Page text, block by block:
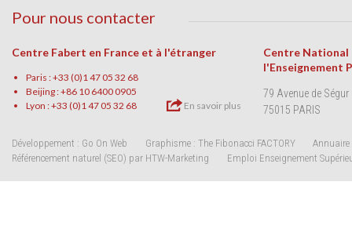
Pour nous contacter
Centre Fabert en France et à l'étranger
Paris : +33 (0)1 47 05 32 68
Beijing : +86 10 6400 0905
Lyon : +33 (0)1 47 05 32 68
En savoir plus
Centre National
l'Enseignement
79 Avenue de Ségur
75015 PARIS
Développement : Go On Web Graphisme : The Fibonacci FACTORY
Annuaire
Référencement naturel (SEO) par HTW-Marketing
Emploi Enseignement